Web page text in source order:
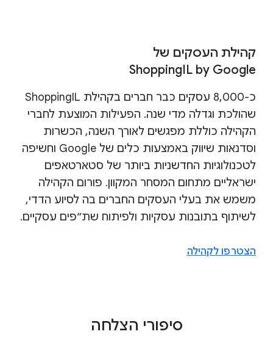
קהילת העסקים של
ShoppingIL by Google
כ-8,000 עסקים כבר חברים בקהילת ShoppingIL
שהולכת וגדלה מדי שנה. הפעילות המוצעת לחברי
הקהילה כוללת מפגשים לאורך השנה, הכשרות
וסדנאות שיווק באמצעות כלים של Google וחשיפה
לטכנולוגיות החדשניות ביותר של סטארטאפים
ישראליים מתחום המסחר המקוון. פורום הקהילה
משמש את בעלי העסקים החברים בה לסיוע הדדי,
לשיתוף בתובנות עסקיות ולפיתוח שת״פים עסקיים.
הצטרפו לקהילה
סיפורי הצלחה